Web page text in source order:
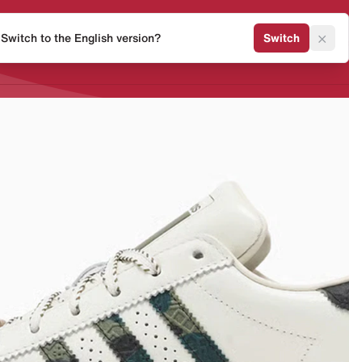
Release Kalender Sneaker
Switch to the English version? Switch ×